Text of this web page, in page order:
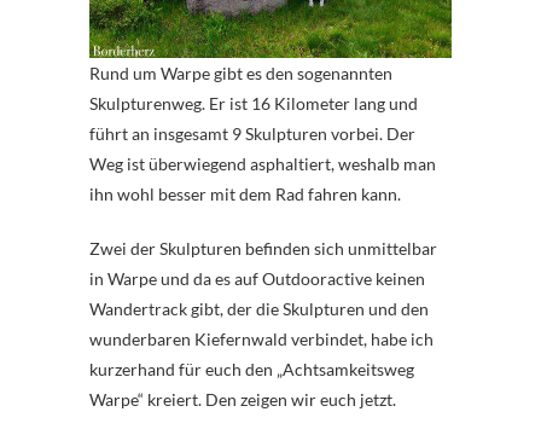
Rund um Warpe gibt es den sogenannten
Skulpturenweg. Er ist 16 Kilometer lang und
führt an insgesamt 9 Skulpturen vorbei. Der
Weg ist überwiegend asphaltiert, weshalb man
ihn wohl besser mit dem Rad fahren kann.
Zwei der Skulpturen befinden sich unmittelbar
in Warpe und da es auf Outdooractive keinen
Wandertrack gibt, der die Skulpturen und den
wunderbaren Kiefernwald verbindet, habe ich
kurzerhand für euch den „Achtsamkeitsweg
Warpe“ kreiert. Den zeigen wir euch jetzt.